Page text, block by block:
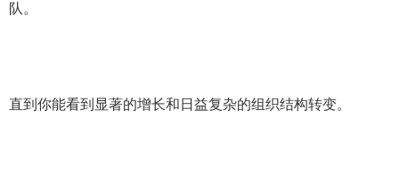
队。
直到你能看到显著的增长和日益复杂的组织结构转变。